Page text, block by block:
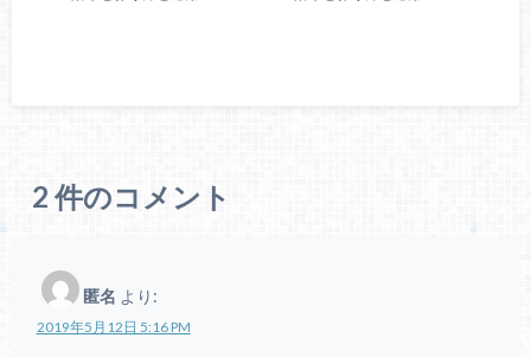
2件のコメント
匿名 より:
2019年5月12日 5:16 PM